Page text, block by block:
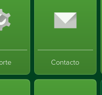
Contacto